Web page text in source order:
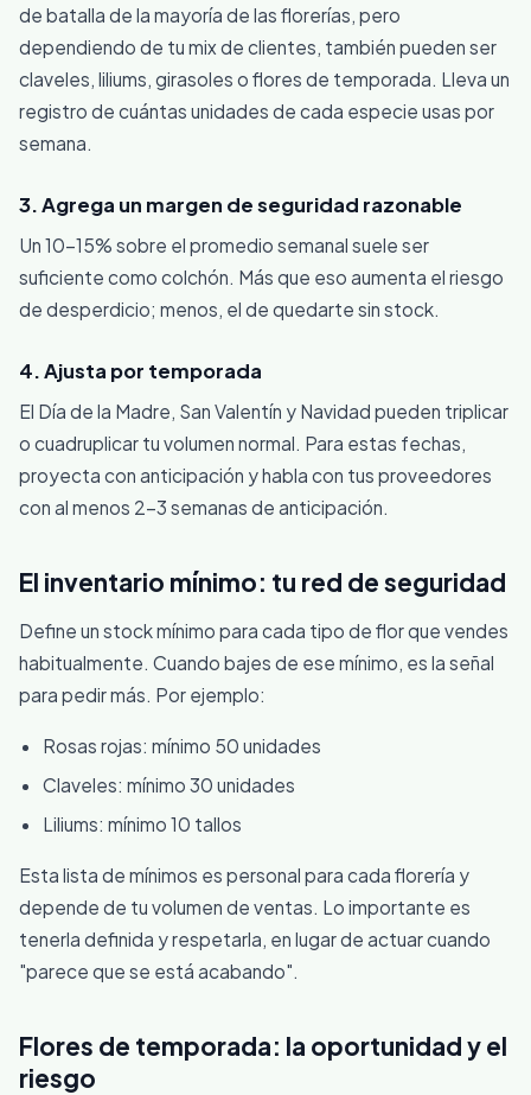
de batalla de la mayoría de las florerías, pero
dependiendo de tu mix de clientes, también pueden ser
claveles, liliums, girasoles o flores de temporada. Lleva un
registro de cuántas unidades de cada especie usas por
semana.
3. Agrega un margen de seguridad razonable
Un 10-15% sobre el promedio semanal suele ser
suficiente como colchón. Más que eso aumenta el riesgo
de desperdicio; menos, el de quedarte sin stock.
4. Ajusta por temporada
El Día de la Madre, San Valentín y Navidad pueden triplicar
o cuadruplicar tu volumen normal. Para estas fechas,
proyecta con anticipación y habla con tus proveedores
con al menos 2-3 semanas de anticipación.
El inventario mínimo: tu red de seguridad
Define un stock mínimo para cada tipo de flor que vendes
habitualmente. Cuando bajes de ese mínimo, es la señal
para pedir más. Por ejemplo:
Rosas rojas: mínimo 50 unidades
Claveles: mínimo 30 unidades
Liliums: mínimo 10 tallos
Esta lista de mínimos es personal para cada florería y
depende de tu volumen de ventas. Lo importante es
tenerla definida y respetarla, en lugar de actuar cuando
"parece que se está acabando".
Flores de temporada: la oportunidad y el
riesgo